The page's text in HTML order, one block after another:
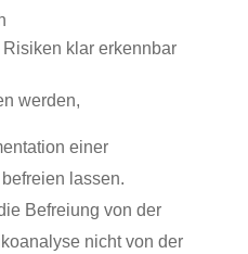
klar erkennbar
werden,
einer
lassen.
Befreiung von der
nicht von der